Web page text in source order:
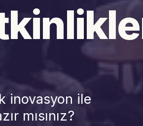
inovasyon ile
mısınız?